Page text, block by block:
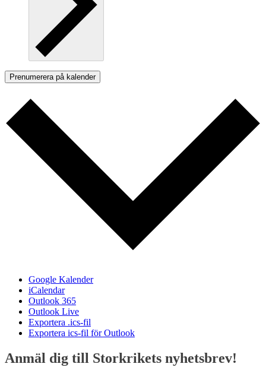
Prenumerera på kalender
Google Kalender
iCalendar
Outlook 365
Outlook Live
Exportera .ics-fil
Exportera ics-fil för Outlook
Anmäl dig till Storkrikets nyhetsbrev!